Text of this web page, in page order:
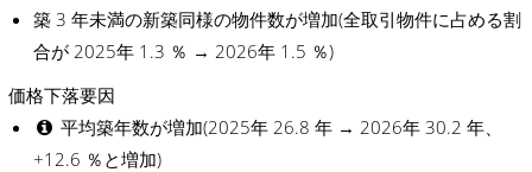
築 3 年未満の新築同様の物件数が増加(全取引物件に占める割
合が 2025年 1.3 ％ → 2026年 1.5 ％)
価格下落要因
平均築年数が増加(2025年 26.8 年 → 2026年 30.2 年、
+12.6 ％と増加)